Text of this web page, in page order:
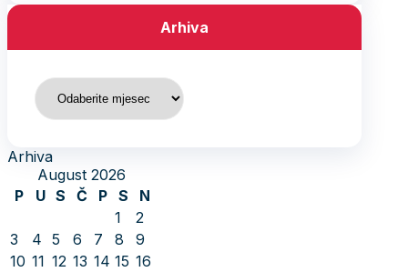
Arhiva
Arhiva
Arhiva
August 2026
P
U S Č P S
N
1
2
3
4 5 6 7 8
9
10 11 12 13 14 15 16